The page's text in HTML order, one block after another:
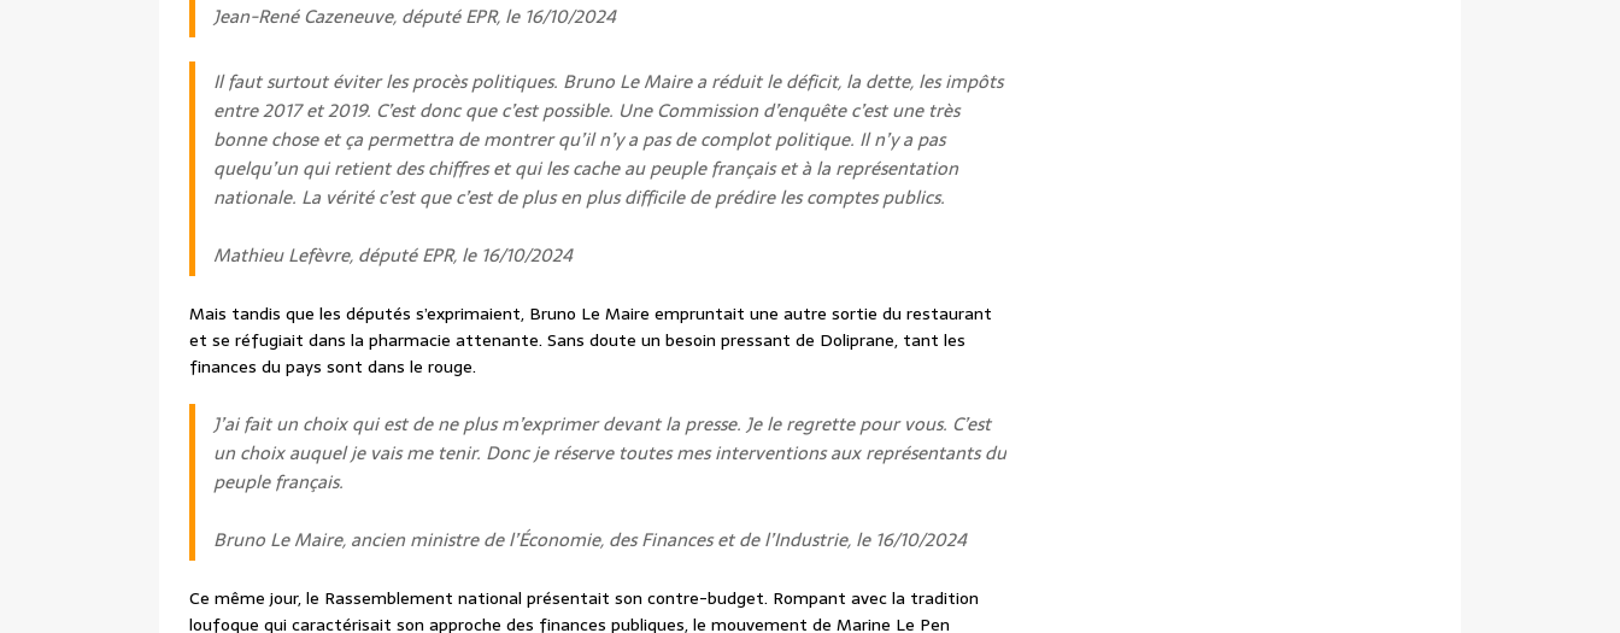
Jean-René Cazeneuve, député EPR, le 16/10/2024
Il faut surtout éviter les procès politiques. Bruno Le Maire a réduit le déficit, la dette, les impôts
entre 2017 et 2019. C’est donc que c’est possible. Une Commission d’enquête c’est une très
bonne chose et ça permettra de montrer qu’il n’y a pas de complot politique. Il n’y a pas
quelqu’un qui retient des chiffres et qui les cache au peuple français et à la représentation
nationale. La vérité c’est que c’est de plus en plus difficile de prédire les comptes publics.
Mathieu Lefèvre, député EPR, le 16/10/2024
Mais tandis que les députés s’exprimaient, Bruno Le Maire empruntait une autre sortie du restaurant
et se réfugiait dans la pharmacie attenante. Sans doute un besoin pressant de Doliprane, tant les
finances du pays sont dans le rouge.
J’ai fait un choix qui est de ne plus m’exprimer devant la presse. Je le regrette pour vous. C’est
un choix auquel je vais me tenir. Donc je réserve toutes mes interventions aux représentants du
peuple français.
Bruno Le Maire, ancien ministre de l’Économie, des Finances et de l’Industrie, le 16/10/2024
Ce même jour, le Rassemblement national présentait son contre-budget. Rompant avec la tradition
loufoque qui caractérisait son approche des finances publiques, le mouvement de Marine Le Pen